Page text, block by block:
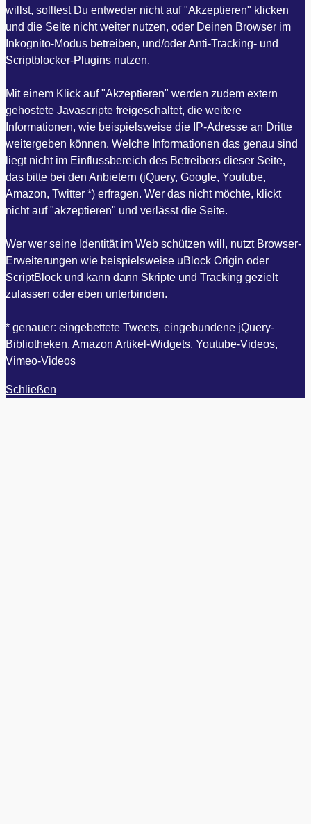
willst, solltest Du entweder nicht auf "Akzeptieren" klicken
und die Seite nicht weiter nutzen, oder Deinen Browser im
Inkognito-Modus betreiben, und/oder Anti-Tracking- und
Scriptblocker-Plugins nutzen.
Mit einem Klick auf "Akzeptieren" werden zudem extern
gehostete Javascripte freigeschaltet, die weitere
Informationen, wie beispielsweise die IP-Adresse an Dritte
weitergeben können. Welche Informationen das genau sind
liegt nicht im Einflussbereich des Betreibers dieser Seite,
das bitte bei den Anbietern (jQuery, Google, Youtube,
Amazon, Twitter *) erfragen. Wer das nicht möchte, klickt
nicht auf "akzeptieren" und verlässt die Seite.
Wer wer seine Identität im Web schützen will, nutzt Browser-
Erweiterungen wie beispielsweise uBlock Origin oder
ScriptBlock und kann dann Skripte und Tracking gezielt
zulassen oder eben unterbinden.
* genauer: eingebettete Tweets, eingebundene jQuery-
Bibliotheken, Amazon Artikel-Widgets, Youtube-Videos,
Vimeo-Videos
Schließen